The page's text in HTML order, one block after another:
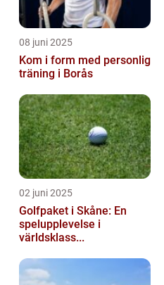
08 juni 2025
Kom i form med personlig
träning i Borås
02 juni 2025
Golfpaket i Skåne: En
spelupplevelse i
världsklass...